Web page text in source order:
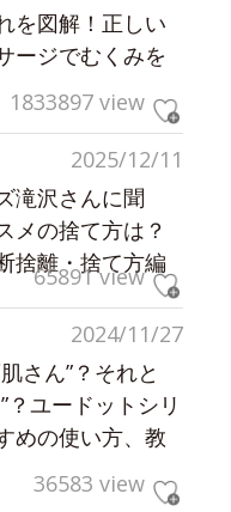
を図解！正しい
ージでむくみを
1833897 view
2025/12/11
滝沢さんに聞
メの捨て方は？
捨離・捨て方編
65891 view
2024/11/27
さん”？それと
？ユードットシリ
めの使い方、教
36583 view